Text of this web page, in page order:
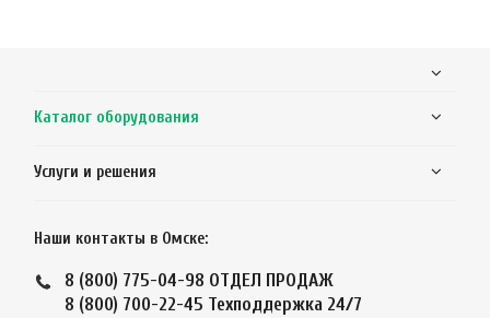
Каталог оборудования
Услуги и решения
Наши контакты в Омске:
8 (800) 775-04-98 ОТДЕЛ ПРОДАЖ
8 (800) 700-22-45 Техподдержка 24/7